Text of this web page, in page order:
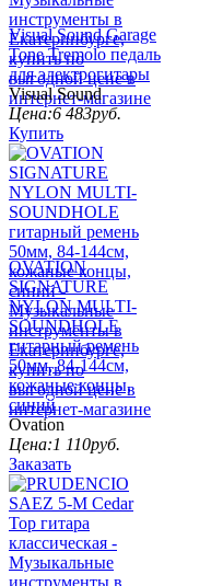
Visual Sound Garage
Tone Tremolo педаль
для электрогитары
Visual Sound
Цена:6 483руб.
Купить
OVATION
SIGNATURE
NYLON MULTI-
SOUNDHOLE
гитарный ремень
50мм, 84-144см,
кожаные концы,
синий
Ovation
Цена:1 110руб.
Заказать